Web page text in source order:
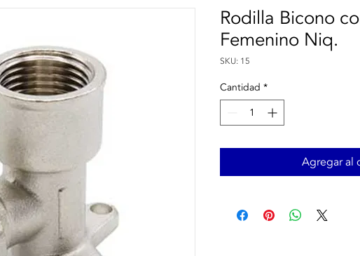
Rodilla Bicono
Femenino Niq.
SKU: 15
Cantidad *
Agregar al